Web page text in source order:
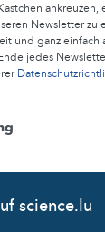
ankreuzen,
Newsletter zu
und ganz
jedes
science.lu